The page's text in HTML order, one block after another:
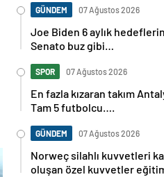
GÜNDEM 07 Ağustos 2026
Joe Biden 6 aylık
Senato buz gibi…
SPOR 07 Ağustos 2026
En fazla kızaran takım
Tam 5 futbolcu….
GÜNDEM 07 Ağustos 2026
Norweç silahlı kuvvetleri
oluşan özel kuvvetler